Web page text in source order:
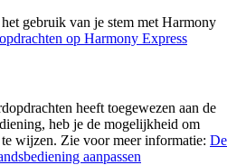
gebruik van je stem met Harmony
op Harmony Express
heeft toegewezen aan de
heb je de mogelijkheid om
te wijzen. Zie voor meer informatie: De
aanpassen